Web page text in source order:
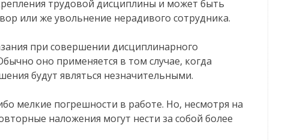
трудовой дисциплины и может быть
или же увольнение нерадивого сотрудника.
при совершении дисциплинарного
оно применяется в том случае, когда
будут являться незначительными.
мелкие погрешности в работе. Но, несмотря на
наложения могут нести за собой более